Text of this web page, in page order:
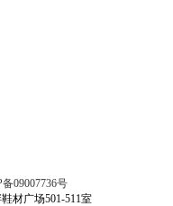
09007736号
材广场501-511室